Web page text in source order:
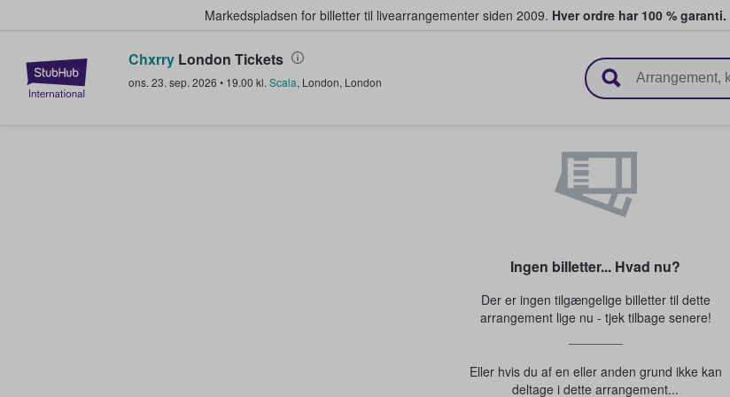
Markedspladsen for billetter til livearrangementer siden 2009. Hver ordre har 100 % garanti.
StubHub - Hvor fans køber og sælger billetter
Chxrry London Tickets
ons. 23. sep. 2026 • 19.00 kl. Scala, London, London
Ingen billetter... Hvad nu?
Der er ingen tilgængelige billetter til dette
arrangement lige nu - tjek tilbage senere!
Eller hvis du af en eller anden grund ikke kan
deltage i dette arrangement...